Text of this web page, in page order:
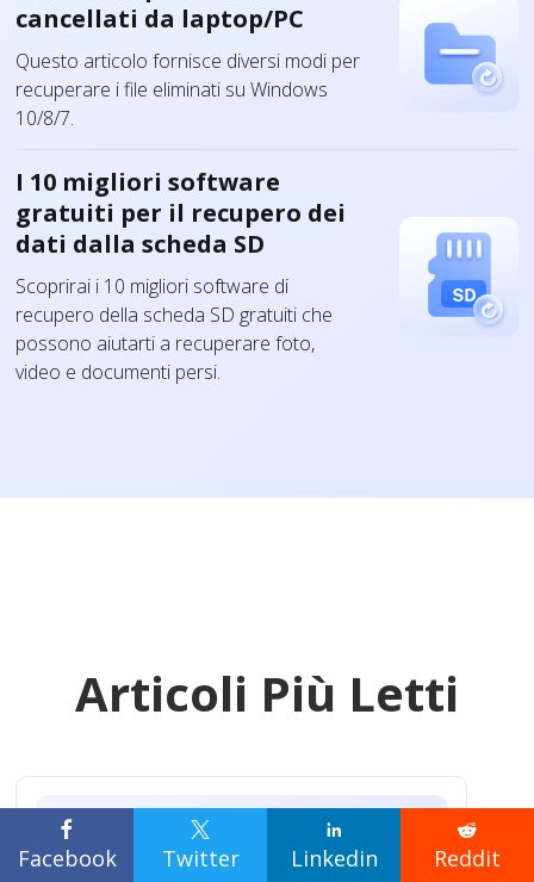

Facebook

Twitter

Linkedin

Reddit
cancellati da laptop/PC
Questo articolo fornisce diversi modi per
recuperare i file eliminati su Windows
10/8/7.
I 10 migliori software
gratuiti per il recupero dei
dati dalla scheda SD
Scoprirai i 10 migliori software di
recupero della scheda SD gratuiti che
possono aiutarti a recuperare foto,
video e documenti persi.
Articoli Più Letti